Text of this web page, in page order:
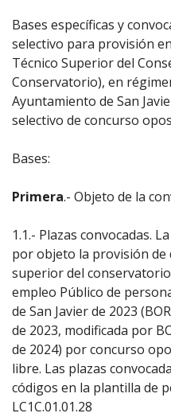
Bases específicas y
selectivo para provisión
Técnico Superior del
Conservatorio), en
Ayuntamiento de San
selectivo de concurso
Bases:
Primera.- Objeto de la
1.1.- Plazas convocadas.
por objeto la provisión de
superior del
empleo Público de
de San Javier de 2023
de 2023, modificada por
de 2024) por concurso
libre. Las plazas
códigos en la plantilla de
LC1C.01.01.28